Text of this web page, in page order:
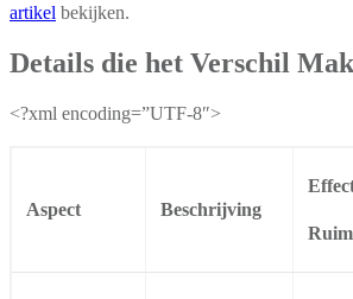
artikel bekijken.
Details die het Verschil
<?xml encoding=”UTF-8″>
Aspect Beschrijving